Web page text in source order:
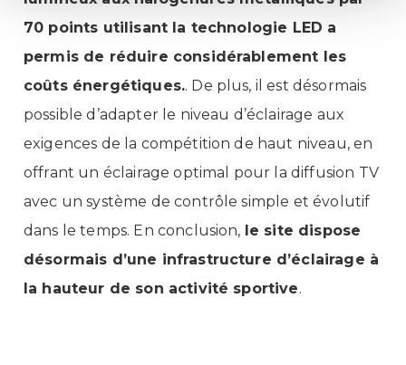
70 points utilisant la technologie LED a
permis de réduire considérablement les
coûts énergétiques.. De plus, il est désormais
possible d’adapter le niveau d’éclairage aux
exigences de la compétition de haut niveau, en
offrant un éclairage optimal pour la diffusion TV
avec un système de contrôle simple et évolutif
dans le temps. En conclusion, le site dispose
désormais d’une infrastructure d’éclairage à
la hauteur de son activité sportive.